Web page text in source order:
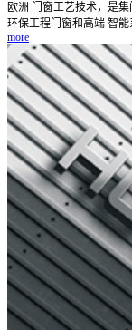
欧洲 门窗工艺技术，是
环保工程门窗和高端 智
more